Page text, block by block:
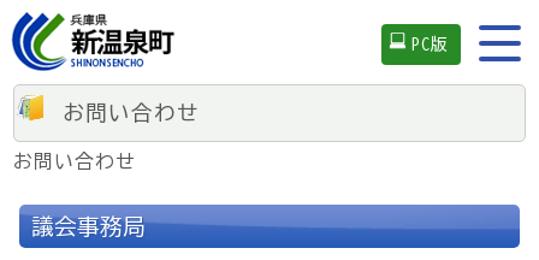
PC版
お問い合わせ
お問い合わせ
議会事務局